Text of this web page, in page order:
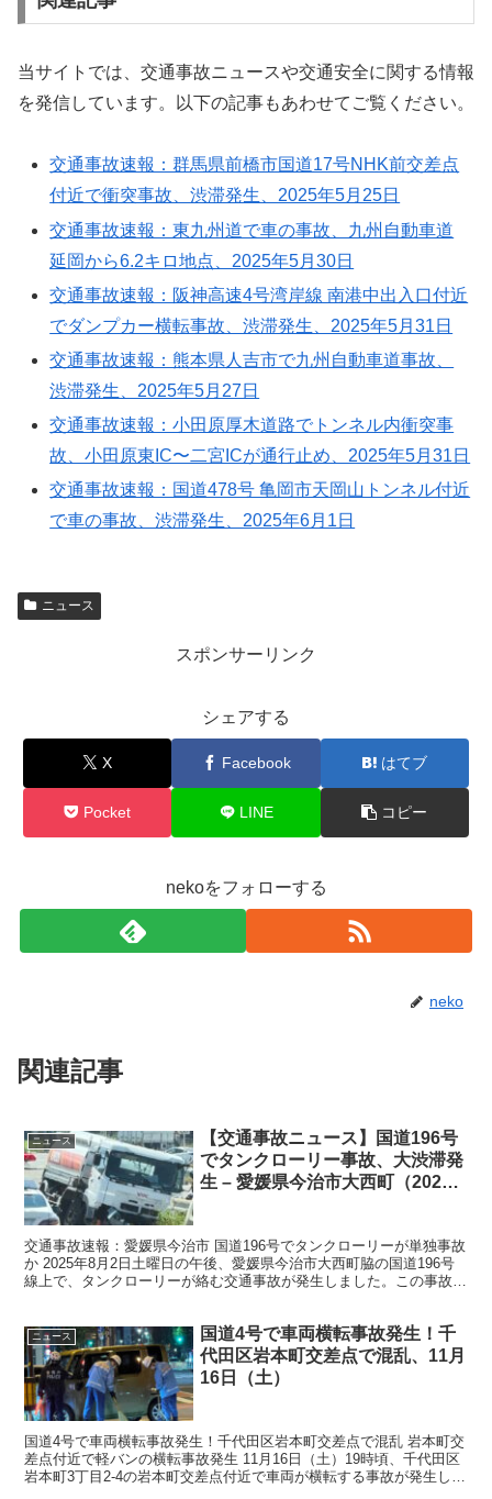
当サイトでは、交通事故ニュースや交通安全に関する情報
を発信しています。以下の記事もあわせてご覧ください。
交通事故速報：群馬県前橋市国道17号NHK前交差点
付近で衝突事故、渋滞発生、2025年5月25日
交通事故速報：東九州道で車の事故、九州自動車道
延岡から6.2キロ地点、2025年5月30日
交通事故速報：阪神高速4号湾岸線 南港中出入口付近
でダンプカー横転事故、渋滞発生、2025年5月31日
交通事故速報：熊本県人吉市で九州自動車道事故、
渋滞発生、2025年5月27日
交通事故速報：小田原厚木道路でトンネル内衝突事
故、小田原東IC〜二宮ICが通行止め、2025年5月31日
交通事故速報：国道478号 亀岡市天岡山トンネル付近
で車の事故、渋滞発生、2025年6月1日
ニュース
スポンサーリンク
シェアする
X Facebook はてブ
Pocket LINE コピー
nekoをフォローする
neko
関連記事
ニュース
【交通事故ニュース】国道196号
でタンクローリー事故、大渋滞発
生 – 愛媛県今治市大西町（2025
交通事故速報：愛媛県今治市 国道196号でタンクローリーが単独事故
か 2025年8月2日土曜日の午後、愛媛県今治市大西町脇の国道196号
線上で、タンクローリーが絡む交通事故が発生しました。この事故の
ニュース
国道4号で車両横転事故発生！千
代田区岩本町交差点で混乱、11月
16日（土）
国道4号で車両横転事故発生！千代田区岩本町交差点で混乱 岩本町交
差点付近で軽バンの横転事故発生 11月16日（土）19時頃、千代田区
岩本町3丁目2-4の岩本町交差点付近で車両が横転する事故が発生しま